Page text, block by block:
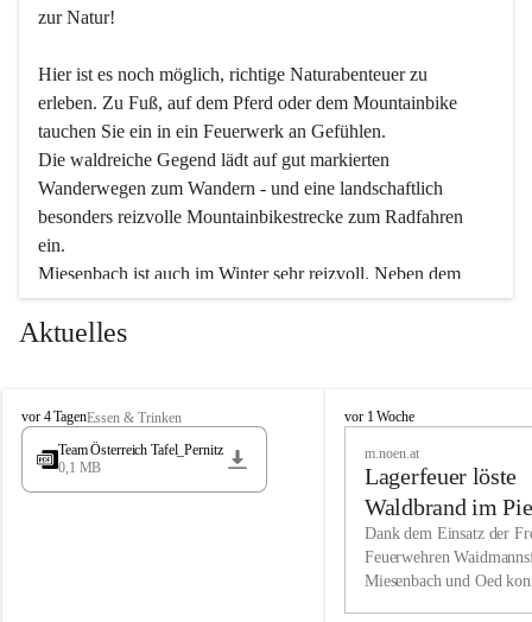
zur Natur!
Hier ist es noch möglich, richtige Naturabenteuer zu
erleben. Zu Fuß, auf dem Pferd oder dem Mountainbike
tauchen Sie ein in ein Feuerwerk an Gefühlen.
Die waldreiche Gegend lädt auf gut markierten
Wanderwegen zum Wandern - und eine landschaftlich
besonders reizvolle Mountainbikestrecke zum Radfahren
ein.
Miesenbach ist auch im Winter sehr reizvoll. Neben dem
Eisstockschießen gibt es auf dem nahe gelegenen Unterberg
wunderschöne Naturschneepisten, die zum Schifahren oder
vielfältige Angebot unserer Kulturvereine.
Überzeugen Sie sich selbst, dass Sie in Miesenbach sowie
in den Beherbergungsbetrieben, Gaststätten und urigen
Wir kennen Miesenbach als lebens- und liebenswerten Ort.
Tradition und Innovation werden ebenso groß geschrieben
Aktuelles
M
i
s
vor 4 TagenEssen & Trinken
Team Österreich Tafel_Pernitz
0,1 MB
M
h
vor 1 Woche
m.noen.at
Lagerfeuer löste
Waldbrand im
aus
Dank dem Einsatz der
Feuerwehren
Miesenbach und Oed